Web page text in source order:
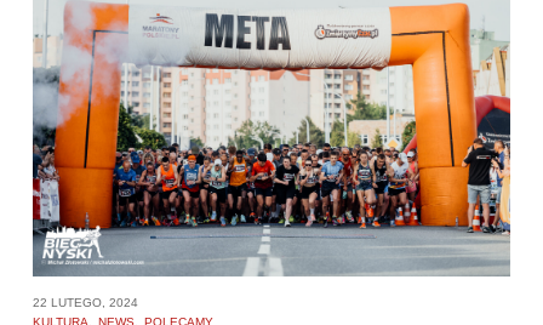
22 LUTEGO, 2024
KULTURA
NEWS POLECAMY